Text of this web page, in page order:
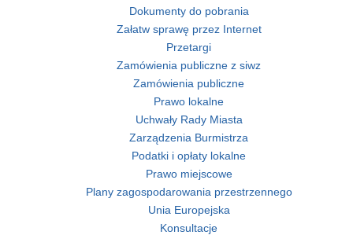
Dokumenty do pobrania
Załatw sprawę przez Internet
Przetargi
Zamówienia publiczne z siwz
Zamówienia publiczne
Prawo lokalne
Uchwały Rady Miasta
Zarządzenia Burmistrza
Podatki i opłaty lokalne
Prawo miejscowe
Plany zagospodarowania przestrzennego
Unia Europejska
Konsultacje